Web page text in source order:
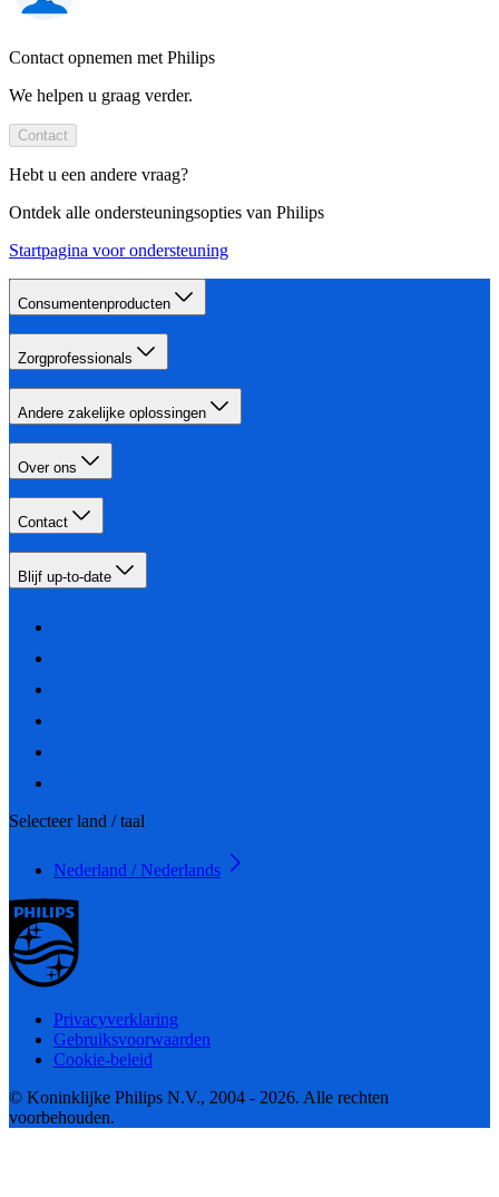
Contact opnemen met Philips
We helpen u graag verder.
Contact
Hebt u een andere vraag?
Ontdek alle ondersteuningsopties van Philips
Startpagina voor ondersteuning
Consumentenproducten
Zorgprofessionals
Andere zakelijke oplossingen
Over ons
Contact
Blijf up-to-date
Selecteer land / taal
Nederland / Nederlands
Privacyverklaring
Gebruiksvoorwaarden
Cookie-beleid
© Koninklijke Philips N.V., 2004 - 2026. Alle rechten
voorbehouden.